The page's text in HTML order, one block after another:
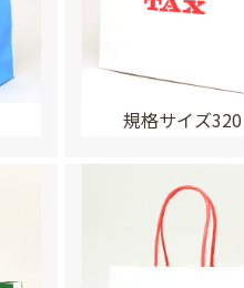
規格サイズ320